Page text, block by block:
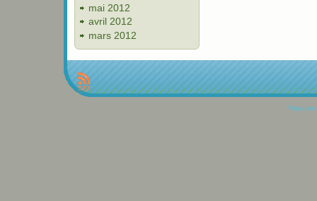
mai 2012
avril 2012
mars 2012